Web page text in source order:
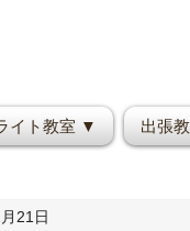
イト教室 ▼ 出張
21日